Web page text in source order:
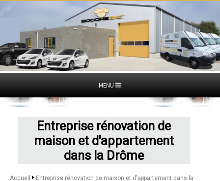
MENU
Entreprise rénovation de
maison et d'appartement
dans la Drôme
Accueil
Entreprise rénovation de maison et d'appartement dans la